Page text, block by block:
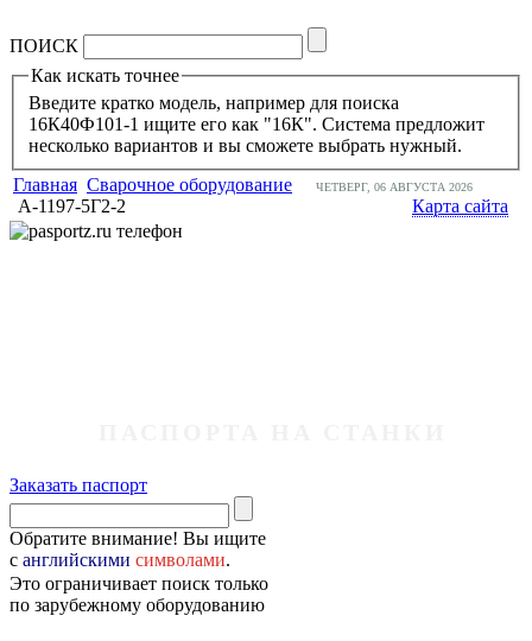
ПОИСК
Как искать точнее
Введите кратко модель, например для поиска
16К40Ф101-1 ищите его как "16К". Система предложит
несколько вариантов и вы сможете выбрать нужный.
Главная Сварочное оборудование
А-1197-5Г2-2
ЧЕТВЕРГ, 06 АВГУСТА 2026
Карта сайта
Заказать паспорт
Обратите внимание! Вы ищите
с английскими символами.
Это ограничивает поиск только
по зарубежному оборудованию